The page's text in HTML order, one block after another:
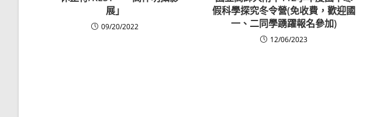
展」
09/20/2022
假科學探究冬令營(免收費，歡迎國
一、二同學踴躍報名參加)
12/06/2023